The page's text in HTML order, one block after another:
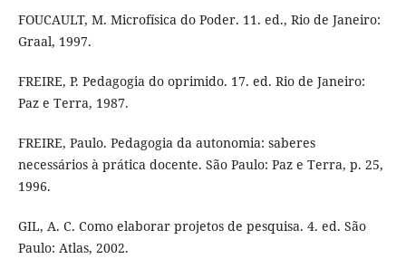
FOUCAULT, M. Microfísica do Poder. 11. ed., Rio de Janeiro:
Graal, 1997.
FREIRE, P. Pedagogia do oprimido. 17. ed. Rio de Janeiro:
Paz e Terra, 1987.
FREIRE, Paulo. Pedagogia da autonomia: saberes
necessários à prática docente. São Paulo: Paz e Terra, p. 25,
1996.
GIL, A. C. Como elaborar projetos de pesquisa. 4. ed. São
Paulo: Atlas, 2002.